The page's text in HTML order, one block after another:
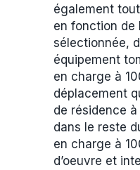
également
en fonction de
sélectionnée,
équipement
en charge à
déplacement
de résidence à
dans le reste
en charge à
d’oeuvre et